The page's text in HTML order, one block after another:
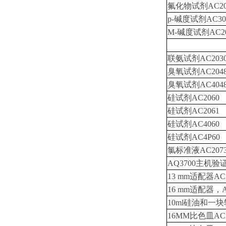
氟化物试剂
p-碱度试剂
M-碱度试剂
联氨试剂
臭氧试剂
臭氧试剂
硅试剂AC2060
硅试剂AC2061
硅试剂AC4060
硅试剂AC4P60
氯标准液
AQ3700主机验
13 mm适配器
16 mm适配器，
10ml硅油和一
16MM比色皿